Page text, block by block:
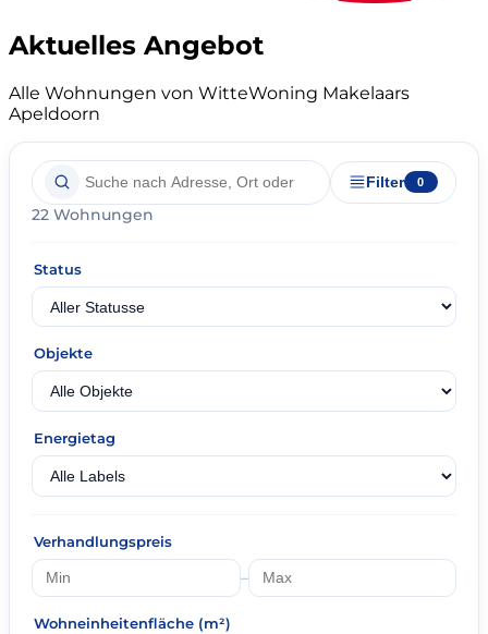
Aktuelles Angebot
Alle Wohnungen von WitteWoning Makelaars
Apeldoorn
Filter 0
22 Wohnungen
Status
Objekte
Energietag
Verhandlungspreis
–
Wohneinheitenfläche (m²)